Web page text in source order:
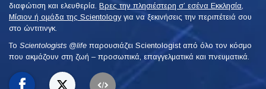
διαφώτιση και ελευθερία. Βρες την πλησιέστερη σ’ εσένα Εκκλησία,
Μίσιον ή ομάδα της Scientologyγια να ξεκινήσεις την περιπέτειά σου
στο ώντιτινγκ.
Το Scientologists @life παρουσιάζει Scientologist από όλο τον κόσμο
που ακμάζουν στη ζωή – προσωπικά, επαγγελματικά και πνευματικά.